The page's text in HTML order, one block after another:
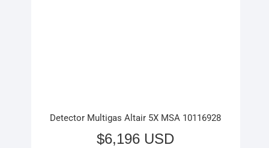
Detector Multigas Altair 5X MSA 10116928
$6,196 USD